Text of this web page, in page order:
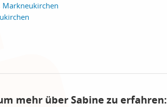
Markneukirchen
mehr über Sabine zu erfahren: